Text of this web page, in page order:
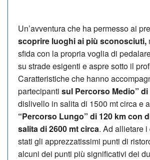
Un’avventura che ha permesso ai
scoprire luoghi ai più sconosciuti,
sfida con la propria voglia di
su strade esigenti e aspre sotto il
Caratteristiche che hanno
partecipanti sul Percorso Medio” di
dislivello in salita di 1500 mt circa e
“Percorso Lungo” di 120 km con
salita di 2600 mt circa. Ad allietare
stati gli apprezzatissimi punti di
alcuni dei punti più significativi dei